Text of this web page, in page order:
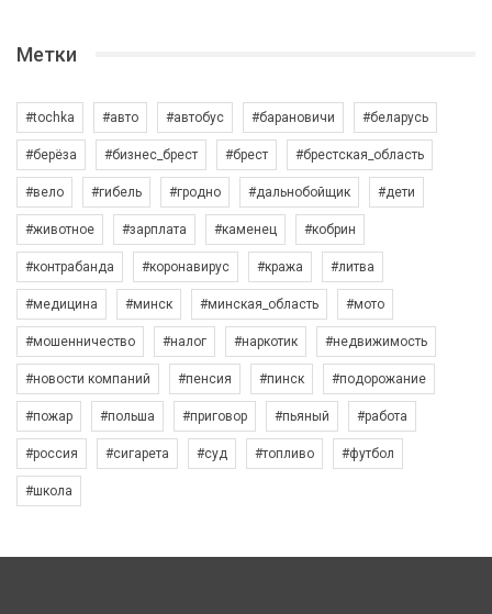
Метки
#tochka #авто #автобус #барановичи #беларусь
#берёза #бизнес_брест #брест #брестская_область
#вело #гибель #гродно #дальнобойщик #дети
#животное #зарплата #каменец #кобрин
#контрабанда #коронавирус #кража #литва
#медицина #минск #минская_область #мото
#мошенничество #налог #наркотик #недвижимость
#новости компаний #пенсия #пинск #подорожание
#пожар #польша #приговор #пьяный #работа
#россия #сигарета #суд #топливо #футбол
#школа